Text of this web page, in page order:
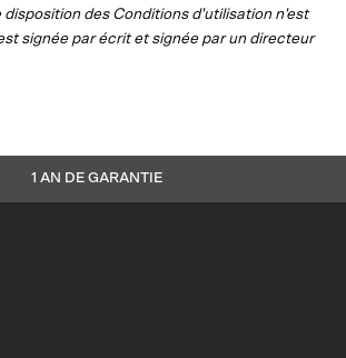
des Conditions d'utilisation n'est
signée par écrit et signée par un directeur
1 AN DE GARANTIE